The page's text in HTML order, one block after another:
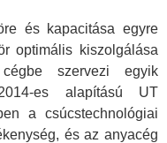
és kapacitása egyre
optimális kiszolgálása
szervezi egyik
es alapítású UT
a csúcstechnológiai
és az anyacég